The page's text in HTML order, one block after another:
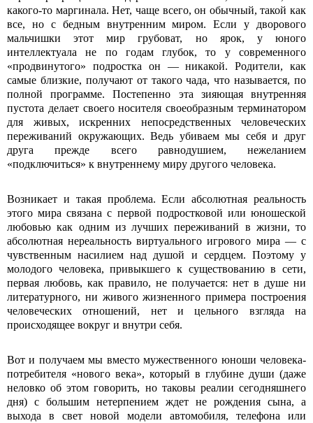
какого-то маргинала. Нет, чаще всего, он обычный, такой как
все, но с бедным внутренним миром. Если у дворового
мальчишки этот мир грубоват, но ярок, у юного
интеллектуала не по годам глубок, то у современного
«продвинутого» подростка он — никакой. Родители, как
самые близкие, получают от такого чада, что называется, по
полной программе. Постепенно эта зияющая внутренняя
пустота делает своего носителя своеобразным терминатором
для живых, искренних непосредственных человеческих
переживаний окружающих. Ведь убиваем мы себя и друг
друга прежде всего равнодушием, нежеланием
«подключиться» к внутреннему миру другого человека.
Возникает и такая проблема. Если абсолютная реальность
этого мира связана с первой подростковой или юношеской
любовью как одним из лучших переживаний в жизни, то
абсолютная нереальность виртуального игрового мира — с
чувственным насилием над душой и сердцем. Поэтому у
молодого человека, привыкшего к существованию в сети,
первая любовь, как правило, не получается: нет в душе ни
литературного, ни живого жизненного примера построения
человеческих отношений, нет и цельного взгляда на
происходящее вокруг и внутри себя.
Вот и получаем мы вместо мужественного юноши человека-
потребителя «нового века», который в глубине души (даже
неловко об этом говорить, но таковы реалии сегодняшнего
дня) с большим нетерпением ждет не рождения сына, а
выхода в свет новой модели автомобиля, телефона или